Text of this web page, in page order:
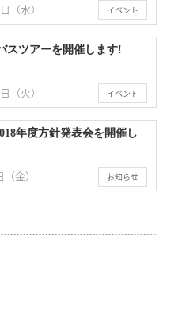
（水） イベント
スツアーを開催します!
（火） イベント
年度方針発表会を開催し
金） お知らせ